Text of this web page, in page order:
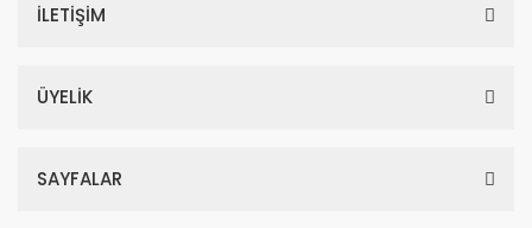
İLETİŞİM
ÜYELİK
SAYFALAR